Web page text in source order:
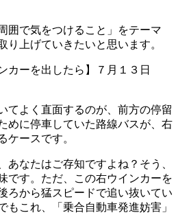
囲で気をつけること」をテーマ
り上げていきたいと思います。
カーを出したら】７月１３日
てよく直面するのが、前方の停留
めに停車していた路線バスが、右
ケースです。
あなたはご存知ですよね？そう、
です。ただ、この右ウインカーを
ろから猛スピードで追い抜いてい
もこれ、「乗合自動車発進妨害」